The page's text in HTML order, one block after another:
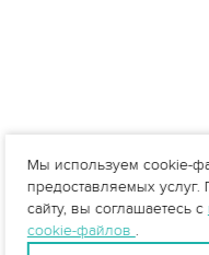
Мы используем cookie-
предоставляемых
сайту, вы соглашаетесь с
cookie-файлов .